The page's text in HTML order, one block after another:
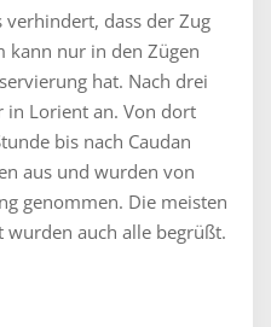
dass der Zug
kann nur in den Zügen
hat. Nach drei
in Lorient an. Von dort
bis nach Caudan
aus und wurden von
genommen. Die meisten
auch alle begrüßt.